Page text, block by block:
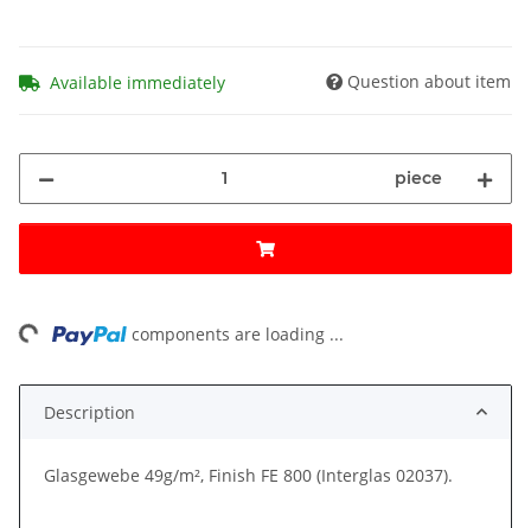
Available immediately Question about item
piece
components are loading ...
Description
Glasgewebe 49g/m², Finish FE 800 (Interglas 02037).